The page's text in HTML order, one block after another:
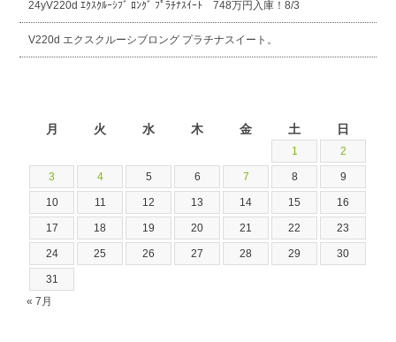
24yV220d ｴｸｽｸﾙｰｼﾌﾞ ﾛﾝｸﾞ ﾌﾟﾗﾁﾅｽｲｰﾄ 748万円入庫！8/3
V220d エクスクルーシブロング プラチナスイート。
月 火 水 木 金 土 日
1 2
3 4 5 6 7 8 9
10 11 12 13 14 15 16
17 18 19 20 21 22 23
24 25 26 27 28 29 30
31
« 7月